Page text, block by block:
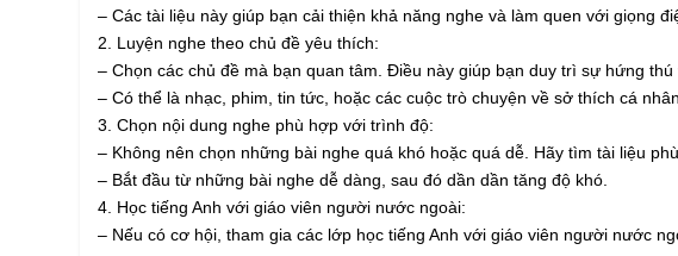
– Các tài liệu này giúp bạn cải thiện khả năng nghe và làm quen với giọng
2. Luyện nghe theo chủ đề yêu thích:
– Chọn các chủ đề mà bạn quan tâm. Điều này giúp bạn duy trì sự hứng thú
– Có thể là nhạc, phim, tin tức, hoặc các cuộc trò chuyện về sở thích cá nhân.
3. Chọn nội dung nghe phù hợp với trình độ:
– Không nên chọn những bài nghe quá khó hoặc quá dễ. Hãy tìm tài liệu
– Bắt đầu từ những bài nghe dễ dàng, sau đó dần dần tăng độ khó.
4. Học tiếng Anh với giáo viên người nước ngoài:
– Nếu có cơ hội, tham gia các lớp học tiếng Anh với giáo viên người nước